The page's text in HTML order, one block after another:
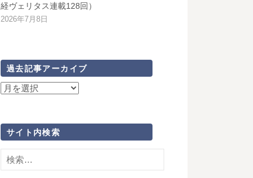
経ヴェリタス連載128回）
2026年7月8日
過去記事アーカイブ
過
事
ー
カ
サイト内検索
検
索: